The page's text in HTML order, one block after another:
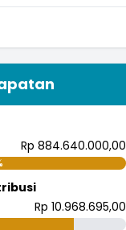
Rp 884.640.000,00
Rp 10.968.695,00